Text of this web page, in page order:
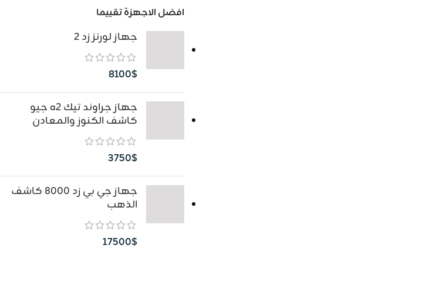
افضل الاجهزة تقييما
جهاز لورنز زد 2
8100$
جهاز جراوند تيك a2 جيو
كاشف الكنوز والمعادن
3750$
جهاز جي بي زد 8000 كاشف
الذهب
17500$